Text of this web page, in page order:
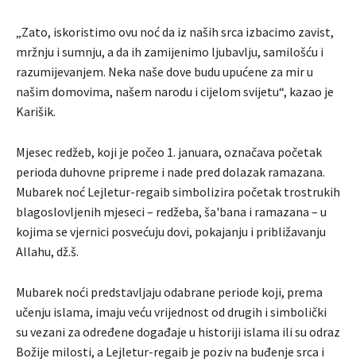
„Zato, iskoristimo ovu noć da iz naših srca izbacimo zavist,
mržnju i sumnju, a da ih zamijenimo ljubavlju, samilošću i
razumijevanjem. Neka naše dove budu upućene za mir u
našim domovima, našem narodu i cijelom svijetu“, kazao je
Karišik.
Mjesec redžeb, koji je počeo 1. januara, označava početak
perioda duhovne pripreme i nade pred dolazak ramazana.
Mubarek noć Lejletur-regaib simbolizira početak trostrukih
blagoslovljenih mjeseci – redžeba, ša'bana i ramazana – u
kojima se vjernici posvećuju dovi, pokajanju i približavanju
Allahu, dž.š.
Mubarek noći predstavljaju odabrane periode koji, prema
učenju islama, imaju veću vrijednost od drugih i simbolički
su vezani za određene događaje u historiji islama ili su odraz
Božije milosti, a Lejletur-regaib je poziv na buđenje srca i